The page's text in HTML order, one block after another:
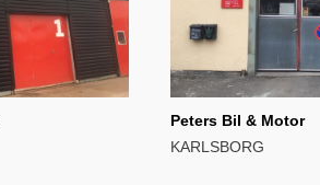
Peters Bil & Motor
KARLSBORG